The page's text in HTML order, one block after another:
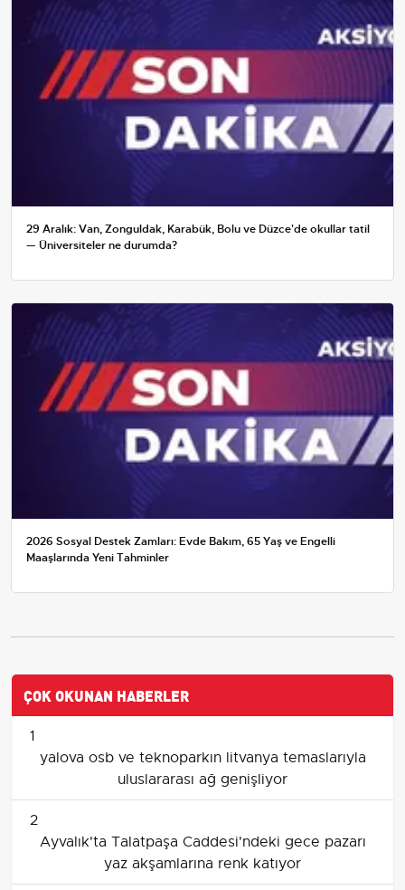
29 Aralık: Van, Zonguldak, Karabük, Bolu ve Düzce'de okullar tatil
— Üniversiteler ne durumda?
2026 Sosyal Destek Zamları: Evde Bakım, 65 Yaş ve Engelli
Maaşlarında Yeni Tahminler
ÇOK OKUNAN HABERLER
1
yalova osb ve teknoparkın litvanya temaslarıyla
uluslararası ağ genişliyor
2
Ayvalık'ta Talatpaşa Caddesi'ndeki gece pazarı
yaz akşamlarına renk katıyor